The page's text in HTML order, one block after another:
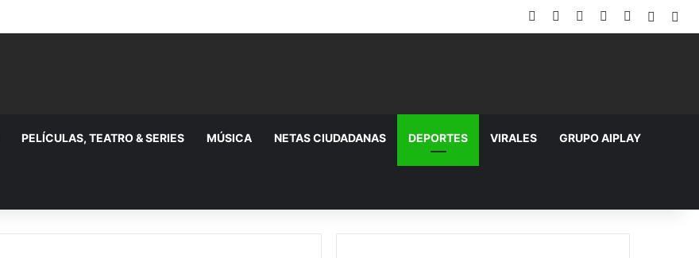
Facebook YouTubeInstagram
TikTok
PELÍCULAS, TEATRO & SERIES MÚSICA NETAS CIUDADANAS DEPORTES VIRALES GRUPO AIPLAY